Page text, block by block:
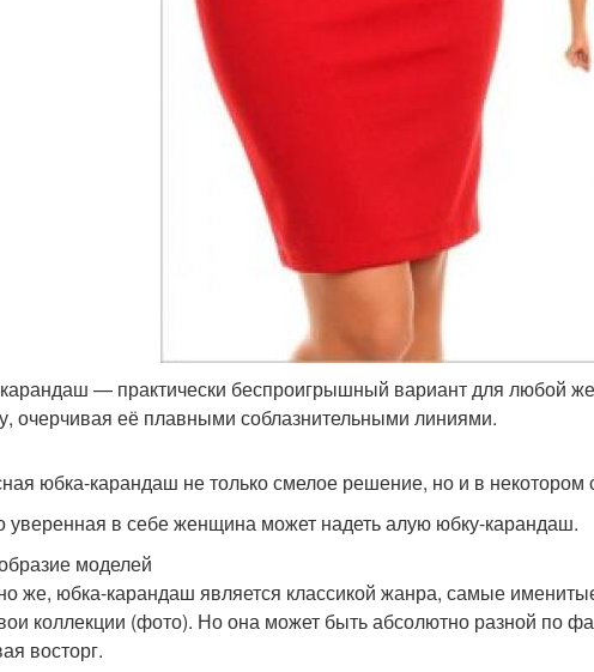
— практически беспроигрышный вариант для любой
очерчивая её плавными соблазнительными линиями.
юбка-карандаш не только смелое решение, но и в
уверенная в себе женщина может надеть алую юбку-карандаш.
моделей
же, юбка-карандаш является классикой жанра, самые
коллекции (фото). Но она может быть абсолютно разной по
восторг.